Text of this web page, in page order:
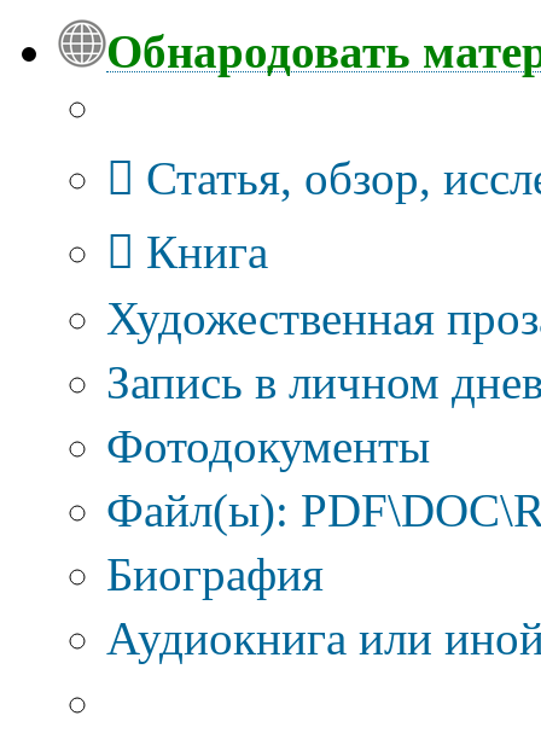
Обнародовать
Статья, обзор,
Книга
Художественная
Запись в личном
Фотодокументы
Файл(ы):
Биография
Аудиокнига или